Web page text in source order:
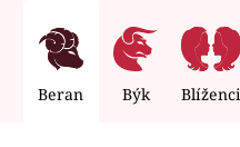
Beran Býk Blíženci